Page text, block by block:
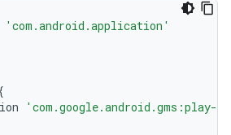
'com.android.application'
'com.google.android.gms:play-